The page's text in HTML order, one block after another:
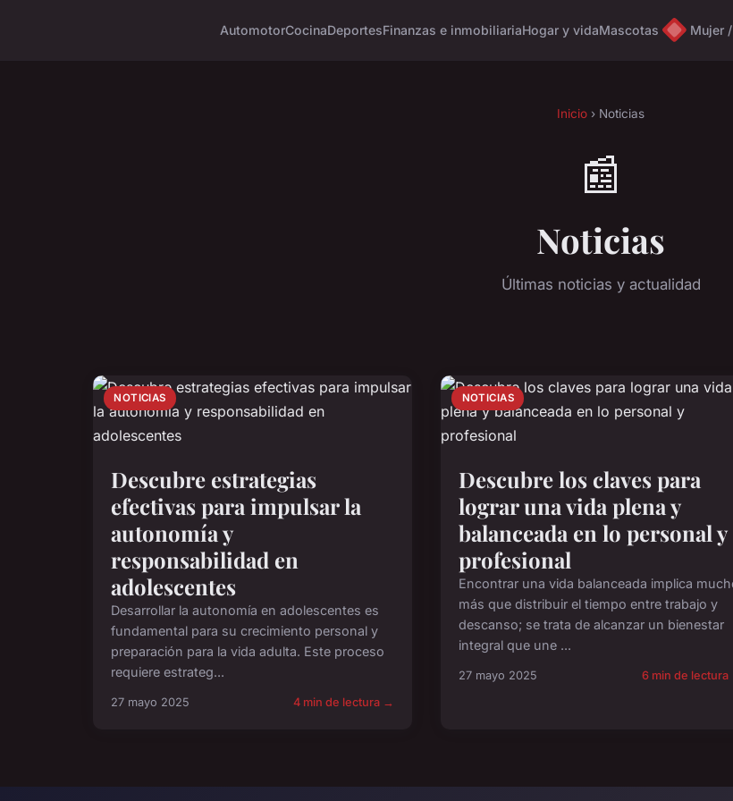
AutomotorCocinaDeportesFinanzas e inmobiliariaHogar y vidaMascotas Mujer
Inicio › Noticias
📰
Noticias
Últimas noticias y actualidad
NOTICIAS
Descubre estrategias
efectivas para impulsar la
autonomía y
responsabilidad en
adolescentes
Desarrollar la autonomía en adolescentes es
fundamental para su crecimiento personal y
preparación para la vida adulta. Este proceso
requiere estrateg...
27 mayo 2025 4 min de lectura →
NOTICIAS
Descubre los claves para
lograr una vida plena y
balanceada en lo personal y
profesional
Encontrar una vida balanceada implica
más que distribuir el tiempo entre trabajo y
descanso; se trata de alcanzar un bienestar
integral que une ...
27 mayo 2025 6 min de lectura